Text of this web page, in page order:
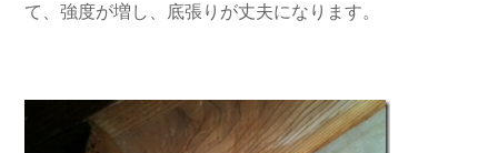
て、強度が増し、底張りが丈夫になります。